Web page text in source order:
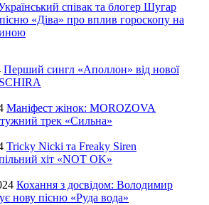
співак та блогер Шугар
«Діва» про вплив гороскопу на
Перший сингл «Аполлон» від нової
Маніфест жінок: MOROZOVA
трек «Сильна»
Tricky Nicki та Freaky Siren
хіт «NOT OK»
Кохання з досвідом: Володимир
нову пісню «Руда вода»